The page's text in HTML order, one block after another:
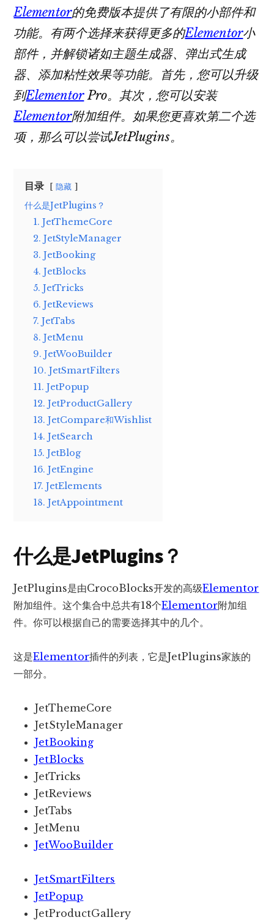
Elementor的免费版本提供了有限的小部件和
功能。有两个选择来获得更多的Elementor小
部件，并解锁诸如主题生成器、弹出式生成
器、添加粘性效果等功能。首先，您可以升级
到ElementorPro。其次，您可以安装
Elementor附加组件。如果您更喜欢第二个选
项，那么可以尝试JetPlugins。
目录 隐藏
什么是JetPlugins？
1. JetThemeCore
2. JetStyleManager
3. JetBooking
4. JetBlocks
5. JetTricks
6. JetReviews
7. JetTabs
8. JetMenu
9. JetWooBuilder
10. JetSmartFilters
11. JetPopup
12. JetProductGallery
13. JetCompare和Wishlist
14. JetSearch
15. JetBlog
16. JetEngine
17. JetElements
18. JetAppointment
什么是JetPlugins？
JetPlugins是由CrocoBlocks开发的高级Elementor
附加组件。这个集合中总共有18个Elementor附加组
件。你可以根据自己的需要选择其中的几个。
这是Elementor插件的列表，它是JetPlugins家族的
一部分。
JetThemeCore
JetStyleManager
JetBooking
JetBlocks
JetTricks
JetReviews
JetTabs
JetMenu
JetWooBuilder
JetSmartFilters
JetPopup
JetProductGallery